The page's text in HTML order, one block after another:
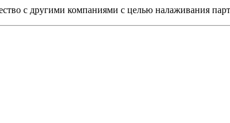
с другими компаниями с целью налаживания